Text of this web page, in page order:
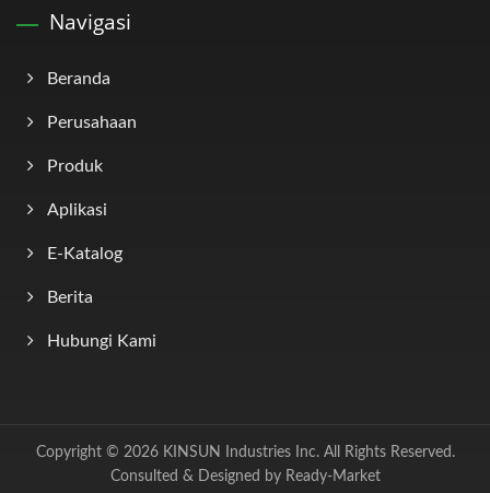
Navigasi
Beranda
Perusahaan
Produk
Aplikasi
E-Katalog
Berita
Hubungi Kami
Copyright © 2026 KINSUN Industries Inc.All Rights Reserved.
Consulted & Designed by Ready-Market